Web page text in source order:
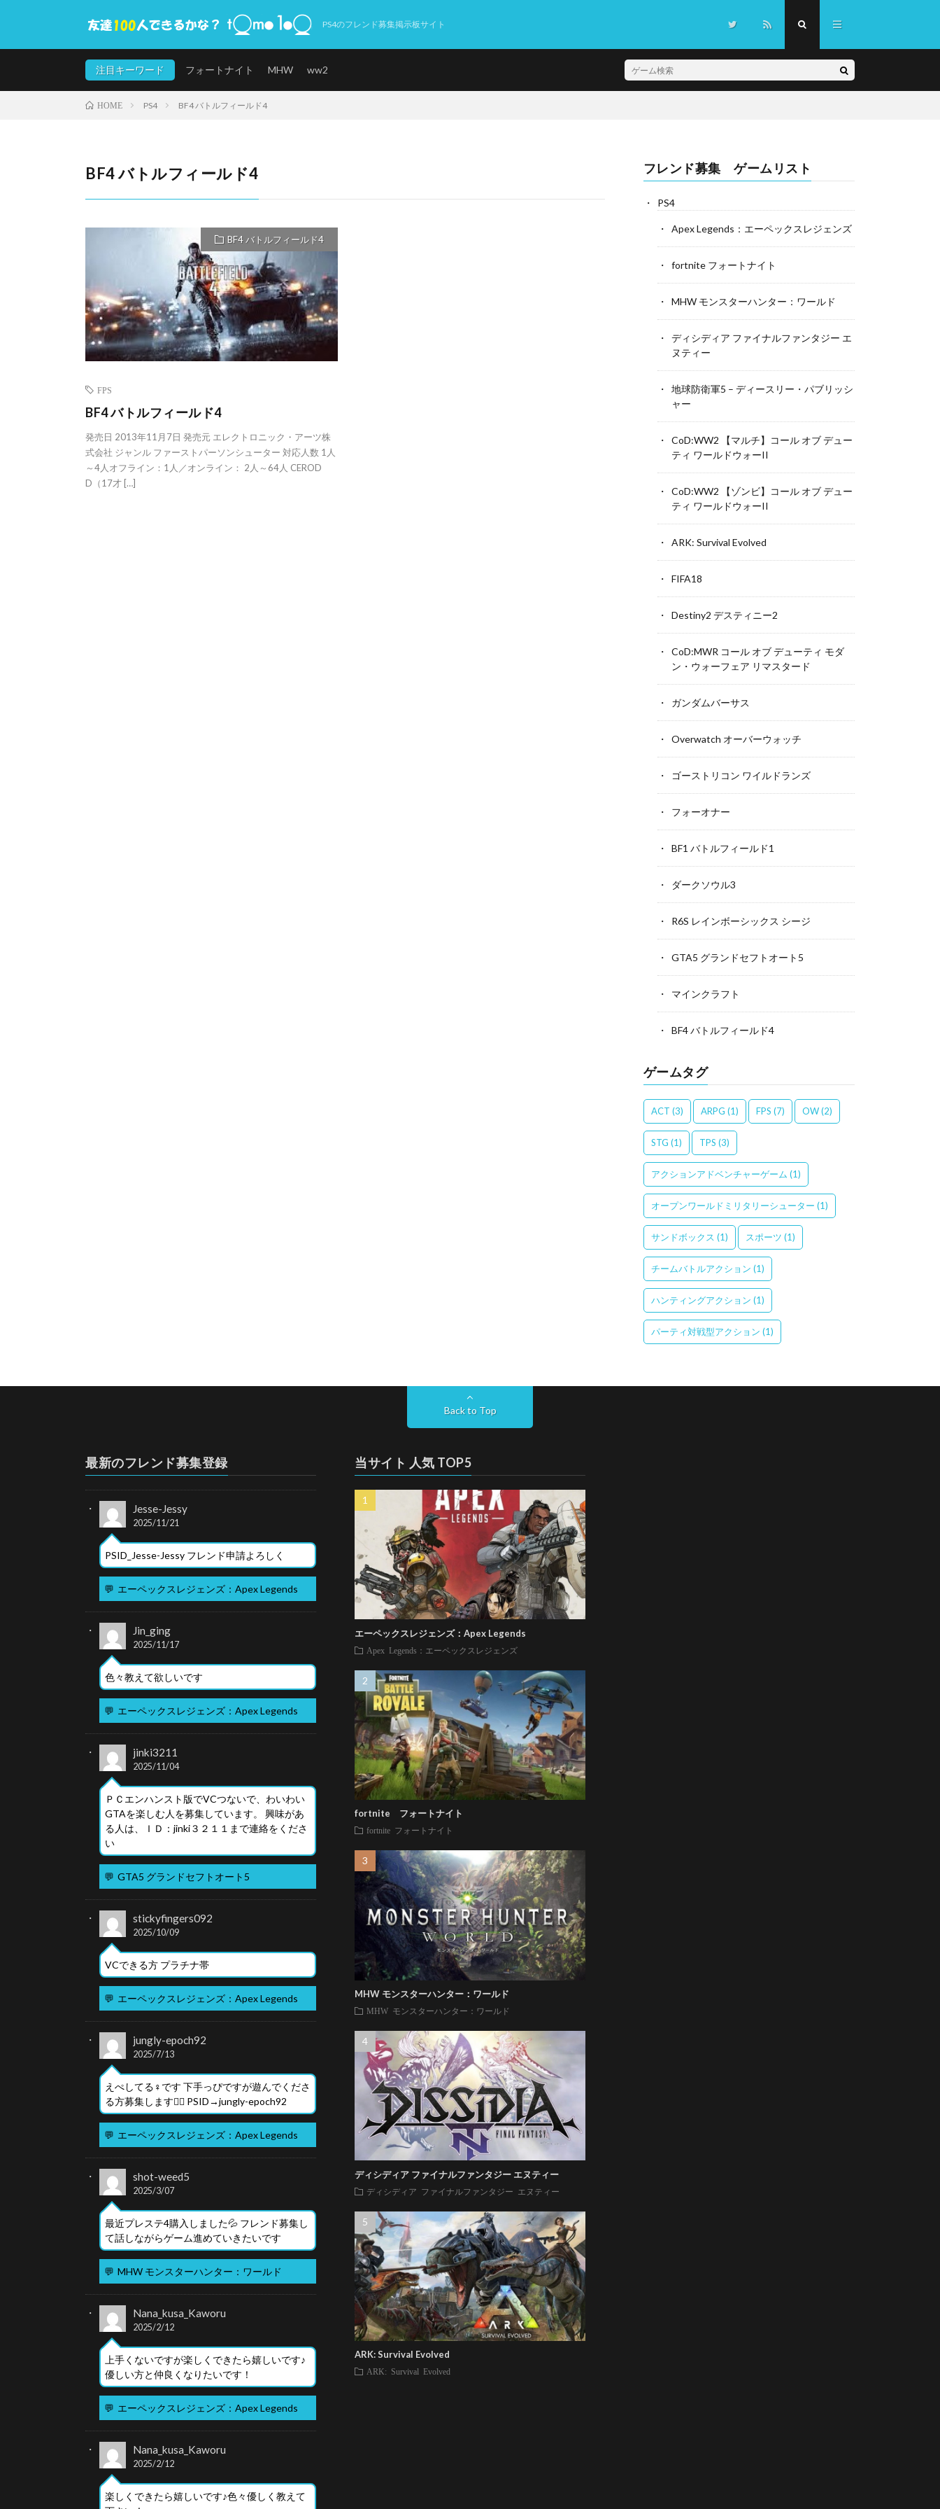
PS4のフレンド募集掲示板サイト
注目キーワード フォートナイト MHW ww2
HOME PS4 BF4 バトルフィールド4
BF4 バトルフィールド4
BF4 バトルフィールド4
FPS
BF4 バトルフィールド4
発売日 2013年11月7日 発売元 エレクトロニック・アーツ株
式会社 ジャンル ファーストパーソンシューター 対応人数 1人
～4人オフライン：1人／オンライン： 2人～64人 CEROD
D（17才 […]
フレンド募集 ゲームリスト
PS4
Apex Legends：エーペックスレジェンズ
fortnite フォートナイト
MHW モンスターハンター：ワールド
ディシディア ファイナルファンタジー エ
ヌティー
地球防衛軍5 – ディースリー・パブリッシ
ャー
CoD:WW2 【マルチ】コール オブ デュー
ティ ワールドウォーII
CoD:WW2 【ゾンビ】コール オブ デュー
ティ ワールドウォーII
ARK: Survival Evolved
FIFA18
Destiny2 デスティニー2
CoD:MWR コール オブ デューティ モダ
ン・ウォーフェア リマスタード
ガンダムバーサス
Overwatch オーバーウォッチ
ゴーストリコン ワイルドランズ
フォーオナー
BF1 バトルフィールド1
ダークソウル3
R6S レインボーシックス シージ
GTA5 グランドセフトオート5
マインクラフト
BF4 バトルフィールド4
ゲームタグ
ACT (3) ARPG (1) FPS (7) OW(2)
STG (1) TPS (3)
アクションアドベンチャーゲーム (1)
オープンワールドミリタリーシューター (1)
サンドボックス (1) スポーツ (1)
チームバトルアクション (1)
ハンティングアクション (1)
パーティ対戦型アクション (1)
Back to Top
最新のフレンド募集登録
Jesse-Jessy
2025/11/21
PSID_Jesse-Jessy フレンド申請よろしく
💬 エーペックスレジェンズ：Apex Legends
Jin_ging
2025/11/17
色々教えて欲しいです
💬 エーペックスレジェンズ：Apex Legends
jinki3211
2025/11/04
ＰＣエンハンスト版でVCつないで、わいわい
GTAを楽しむ人を募集しています。 興味があ
る人は、ＩＤ：jinki３２１１まで連絡をくださ
い
💬 GTA5 グランドセフトオート5
stickyfingers092
2025/10/09
VCできる方 プラチナ帯
💬 エーペックスレジェンズ：Apex Legends
jungly-epoch92
2025/7/13
えぺしてる♀です 下手っぴですが遊んでくださ
る方募集します🙇‍♀️ PSID→jungly-epoch92
💬 エーペックスレジェンズ：Apex Legends
shot-weed5
2025/3/07
最近プレステ4購入しました💦 フレンド募集し
て話しながらゲーム進めていきたいです
💬 MHW モンスターハンター：ワールド
Nana_kusa_Kaworu
2025/2/12
上手くないですが楽しくできたら嬉しいです♪
優しい方と仲良くなりたいです！
💬 エーペックスレジェンズ：Apex Legends
Nana_kusa_Kaworu
2025/2/12
楽しくできたら嬉しいです♪色々優しく教えて
当サイト 人気 TOP5
エーペックスレジェンズ：Apex Legends
Apex Legends：エーペックスレジェンズ
fortnite フォートナイト
fortnite フォートナイト
MHW モンスターハンター：ワールド
MHW モンスターハンター：ワールド
ディシディア ファイナルファンタジー エヌティー
ディシディア ファイナルファンタジー エヌティー
ARK: Survival Evolved
ARK: Survival Evolved